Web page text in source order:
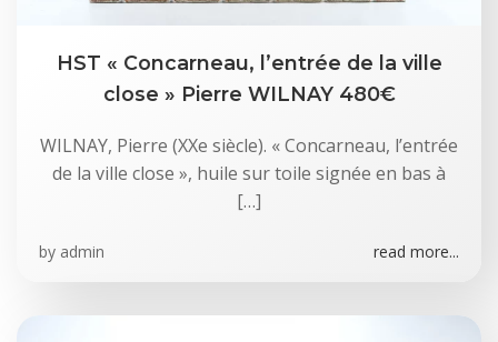
HST « Concarneau, l’entrée de la ville
close » Pierre WILNAY 480€
WILNAY, Pierre (XXe siècle). « Concarneau, l’entrée
de la ville close », huile sur toile signée en bas à
[…]
by admin read more...